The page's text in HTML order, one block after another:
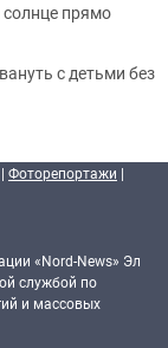
прямо
с детьми без
| Фоторепортажи |
«Nord-News» Эл
службой по
и массовых